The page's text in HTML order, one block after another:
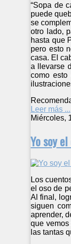
“Sopa de
puede
se
otro lado,
hasta que
pero esto
casa. El
a llevarse
como
Leer más ...
Miércoles,
Yo soy
Los
el oso de
Al final,
siguen
aprender,
que
las tantas